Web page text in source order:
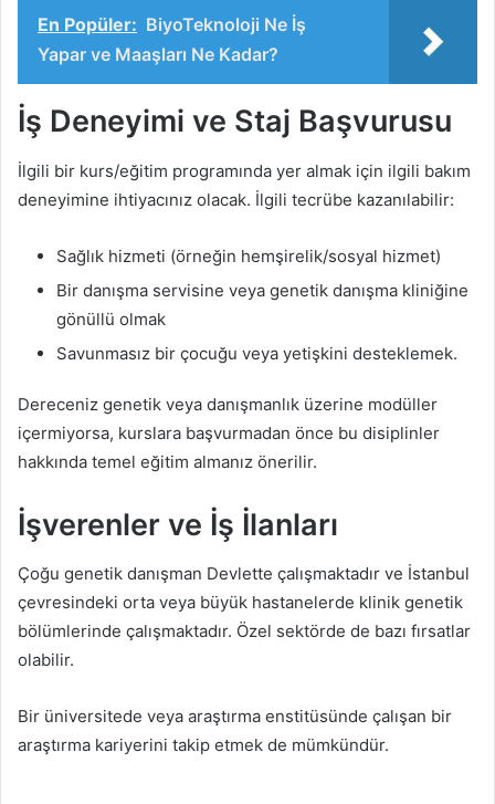
En Popüler: BiyoTeknoloji Ne İş
Yapar ve Maaşları Ne Kadar?
İş Deneyimi ve Staj Başvurusu
İlgili bir kurs/eğitim programında yer almak için ilgili bakım
deneyimine ihtiyacınız olacak. İlgili tecrübe kazanılabilir:
Sağlık hizmeti (örneğin hemşirelik/sosyal hizmet)
Bir danışma servisine veya genetik danışma kliniğine
gönüllü olmak
Savunmasız bir çocuğu veya yetişkini desteklemek.
Dereceniz genetik veya danışmanlık üzerine modüller
içermiyorsa, kurslara başvurmadan önce bu disiplinler
hakkında temel eğitim almanız önerilir.
İşverenler ve İş İlanları
Çoğu genetik danışman Devlette çalışmaktadır ve İstanbul
çevresindeki orta veya büyük hastanelerde klinik genetik
bölümlerinde çalışmaktadır. Özel sektörde de bazı fırsatlar
olabilir.
Bir üniversitede veya araştırma enstitüsünde çalışan bir
araştırma kariyerini takip etmek de mümkündür.